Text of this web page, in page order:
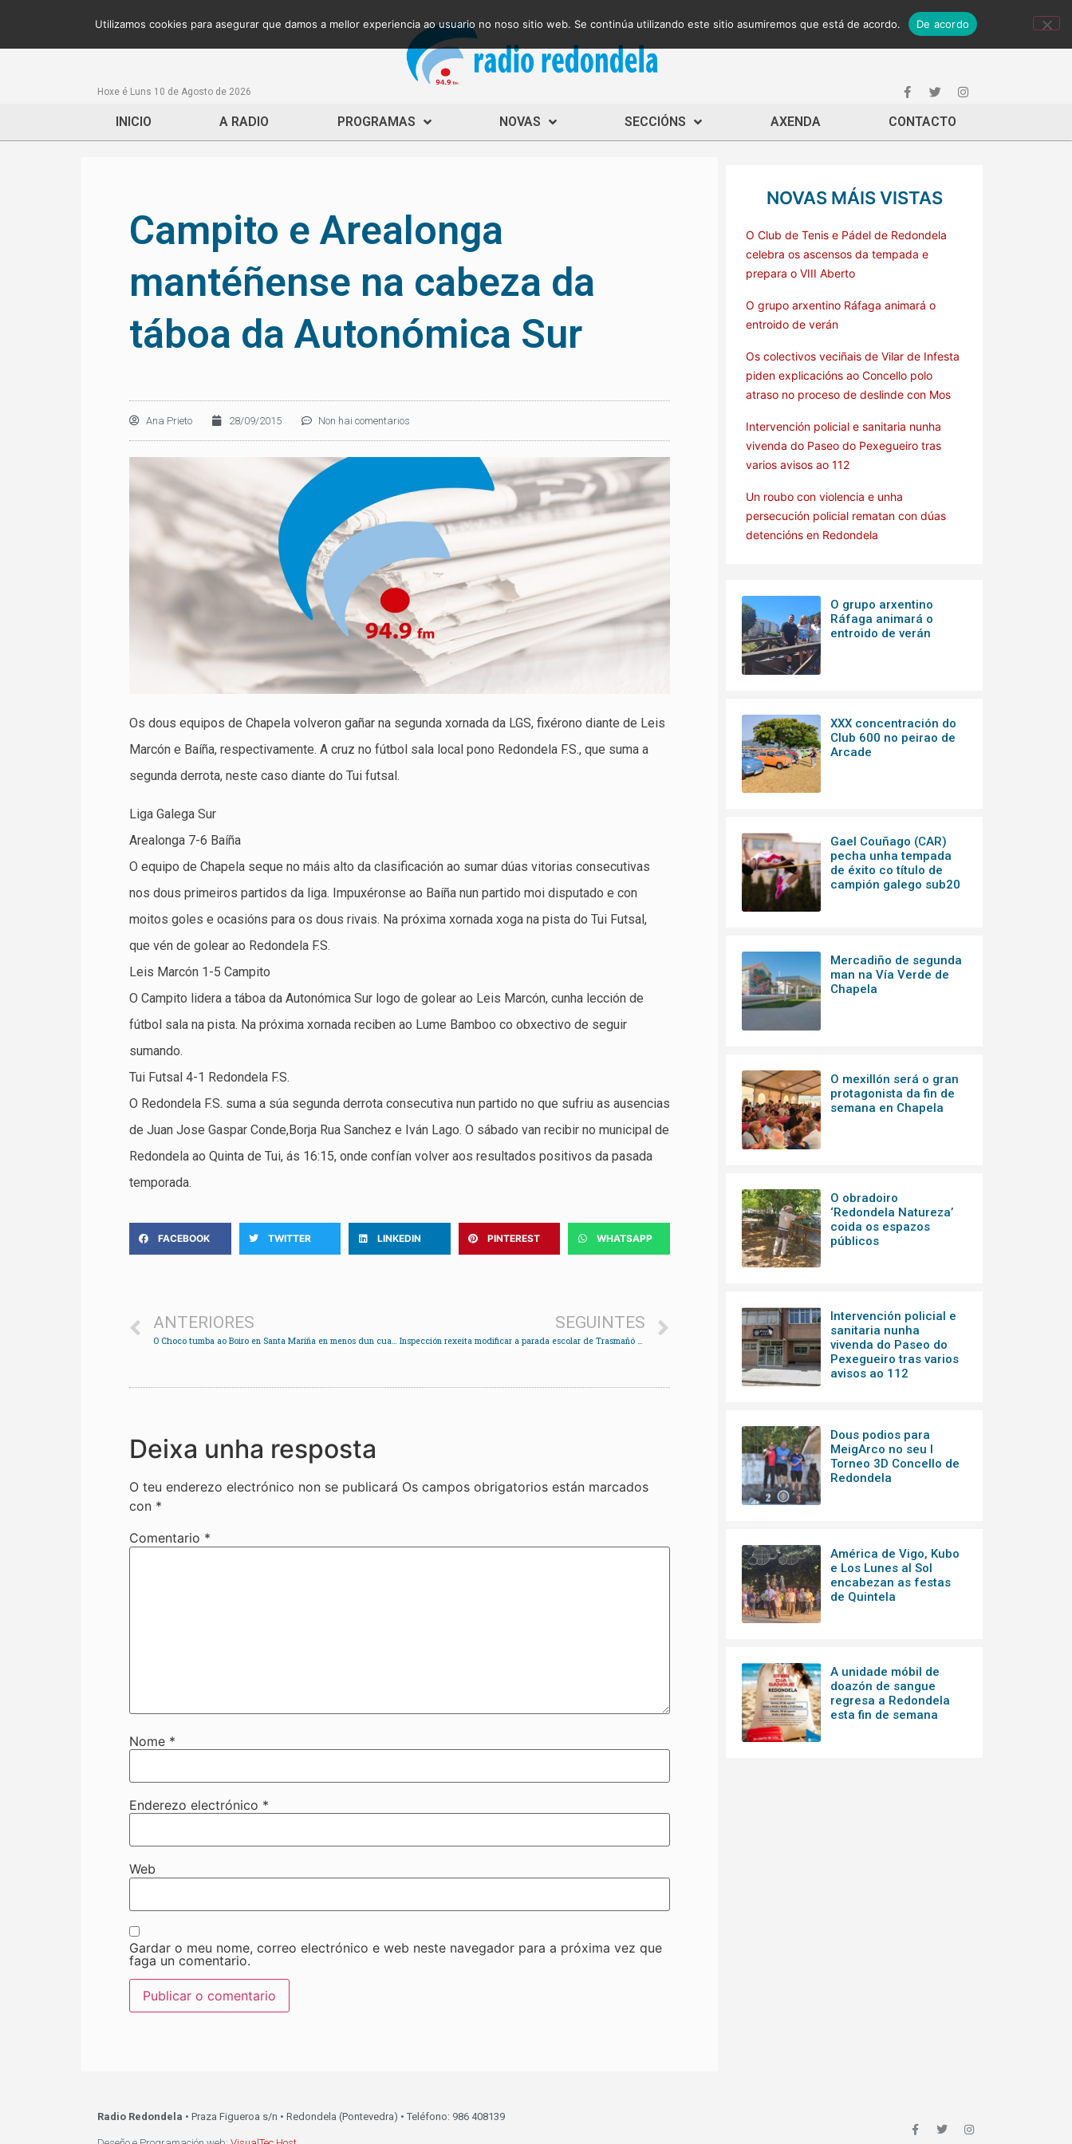
Hoxe é Luns 10 de Agosto de 2026
INICIO A RADIO PROGRAMAS NOVAS SECCIÓNS AXENDA CONTACTO
Campito e Arealonga
mantéñense na cabeza da
táboa da Autonómica Sur
Ana Prieto 28/09/2015 Non hai comentarios
Os dous equipos de Chapela volveron gañar na segunda xornada da LGS, fixérono diante de Leis
Marcón e Baíña, respectivamente. A cruz no fútbol sala local pono Redondela F.S., que suma a
segunda derrota, neste caso diante do Tui futsal.
Liga Galega Sur
Arealonga 7-6 Baíña
O equipo de Chapela seque no máis alto da clasificación ao sumar dúas vitorias consecutivas
nos dous primeiros partidos da liga. Impuxéronse ao Baíña nun partido moi disputado e con
moitos goles e ocasións para os dous rivais. Na próxima xornada xoga na pista do Tui Futsal,
que vén de golear ao Redondela F.S.
Leis Marcón 1-5 Campito
O Campito lidera a táboa da Autonómica Sur logo de golear ao Leis Marcón, cunha lección de
fútbol sala na pista. Na próxima xornada reciben ao Lume Bamboo co obxectivo de seguir
sumando.
Tui Futsal 4-1 Redondela F.S.
O Redondela F.S. suma a súa segunda derrota consecutiva nun partido no que sufriu as ausencias
de Juan Jose Gaspar Conde,Borja Rua Sanchez e Iván Lago. O sábado van recibir no municipal de
Redondela ao Quinta de Tui, ás 16:15, onde confían volver aos resultados positivos da pasada
temporada.
FACEBOOK TWITTER LINKEDIN PINTEREST WHATSAPP
ANTERIORES
O Choco tumba ao Boiro en Santa Mariña en menos dun cuarto de hora con “hat trick” de Hugo
SEGUINTES
Inspección rexeita modificar a parada escolar de Trasmañó “sen luz e afastada das vivendas”
Deixa unha resposta
O teu enderezo electrónico non se publicará Os campos obrigatorios están marcados
con *
Comentario *
Nome *
Enderezo electrónico *
Web
Gardar o meu nome, correo electrónico e web neste navegador para a próxima vez que
faga un comentario.
NOVAS MÁIS VISTAS
O Club de Tenis e Pádel de Redondela
celebra os ascensos da tempada e
prepara o VIII Aberto
O grupo arxentino Ráfaga animará o
entroido de verán
Os colectivos veciñais de Vilar de Infesta
piden explicacións ao Concello polo
atraso no proceso de deslinde con Mos
Intervención policial e sanitaria nunha
vivenda do Paseo do Pexegueiro tras
varios avisos ao 112
Un roubo con violencia e unha
persecución policial rematan con dúas
detencións en Redondela
O grupo arxentino
Ráfaga animará o
entroido de verán
XXX concentración do
Club 600 no peirao de
Arcade
Gael Couñago (CAR)
pecha unha tempada
de éxito co título de
campión galego sub20
Mercadiño de segunda
man na Vía Verde de
Chapela
O mexillón será o gran
protagonista da fin de
semana en Chapela
O obradoiro
‘Redondela Natureza’
coida os espazos
públicos
Intervención policial e
sanitaria nunha
vivenda do Paseo do
Pexegueiro tras varios
avisos ao 112
Dous podios para
MeigArco no seu I
Torneo 3D Concello de
Redondela
América de Vigo, Kubo
e Los Lunes al Sol
encabezan as festas
de Quintela
A unidade móbil de
doazón de sangue
regresa a Redondela
esta fin de semana
Radio Redondela • Praza Figueroa s/n • Redondela (Pontevedra) • Teléfono: 986 408139
Utilizamos cookies para asegurar que damos a mellor experiencia ao usuario no noso sitio web. Se continúa utilizando este sitio asumiremos que está de acordo. De acordo